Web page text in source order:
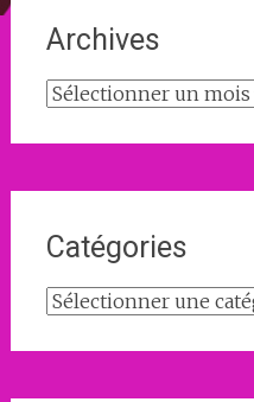
Archives
Archives
Catégories
Catégories